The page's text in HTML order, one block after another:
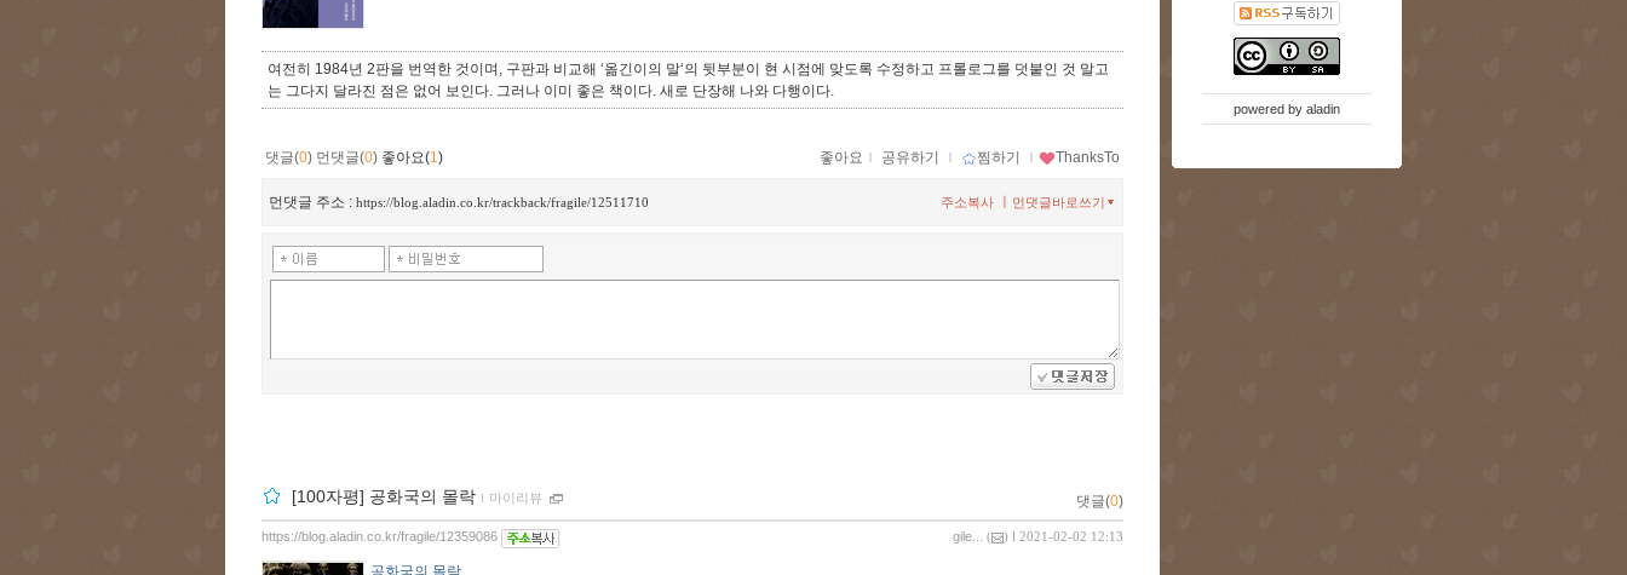
여전히 1984년 2판을 번역한 것이며, 구판과 비교해 ‘옮긴이의 말‘의 뒷부분이 현 시점에 맞도록 수정하고 프롤로그를 덧붙인 것 말고
는 그다지 달라진 점은 없어 보인다. 그러나 이미 좋은 책이다. 새로 단장해 나와 다행이다.
댓글(0) 먼댓글(0) 좋아요(1) 좋아요 ｌ 공유하기 ｌ 찜하기 ｌ ThanksTo
먼댓글 주소 : https://blog.aladin.co.kr/trackback/fragile/12511710 먼댓글바로쓰기
주소복사
[100자평] 공화국의 몰락 ｌ 마이리뷰 댓글(0)
gile... ( ) l 2021-02-02 12:13
https://blog.aladin.co.kr/fragile/12359086
공화국의 몰락
powered by aladin